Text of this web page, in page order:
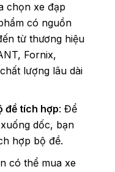
chọn xe đạp
có nguồn
từ thương hiệu
Fornix,
lượng lâu dài
đề tích hợp: Để
dốc, bạn
hợp bộ đề.
có thể mua xe